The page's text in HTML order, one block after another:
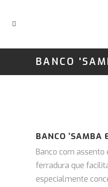
BANCO
BANCO ‘SAMBA
Banco com
ferradura que
especialmente